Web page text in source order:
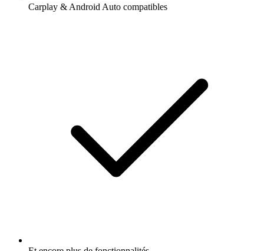
Carplay & Android Auto compatibles